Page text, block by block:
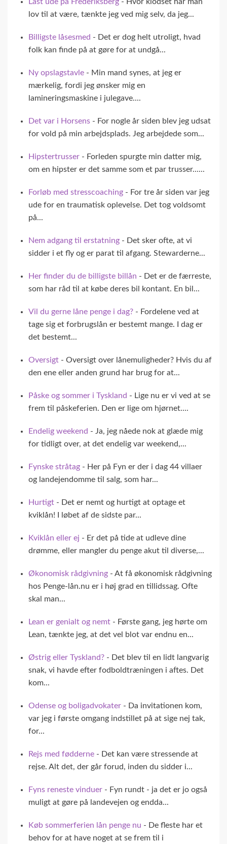
Låst ude på Frederiksberg - Hvor klodset har man
lov til at være, tænkte jeg ved mig selv, da jeg...
Billigste låsesmed - Det er dog helt utroligt, hvad
folk kan finde på at gøre for at undgå...
Ny opslagstavle - Min mand synes, at jeg er
mærkelig, fordi jeg ønsker mig en
lamineringsmaskine i julegave....
Det var i Horsens - For nogle år siden blev jeg udsat
for vold på min arbejdsplads. Jeg arbejdede som...
Hipstertrusser - Forleden spurgte min datter mig,
om en hipster er det samme som et par trusser......
Forløb med stresscoaching - For tre år siden var jeg
ude for en traumatisk oplevelse. Det tog voldsomt
på...
Nem adgang til erstatning - Det sker ofte, at vi
sidder i et fly og er parat til afgang. Stewarderne...
Her finder du de billigste billån - Det er de færreste,
som har råd til at købe deres bil kontant. En bil...
Vil du gerne låne penge i dag? - Fordelene ved at
tage sig et forbrugslån er bestemt mange. I dag er
det bestemt...
Oversigt - Oversigt over lånemuligheder? Hvis du af
den ene eller anden grund har brug for at...
Påske og sommer i Tyskland - Lige nu er vi ved at se
frem til påskeferien. Den er lige om hjørnet....
Endelig weekend - Ja, jeg nåede nok at glæde mig
for tidligt over, at det endelig var weekend,...
Fynske stråtag - Her på Fyn er der i dag 44 villaer
og landejendomme til salg, som har...
Hurtigt - Det er nemt og hurtigt at optage et
kviklån! I løbet af de sidste par...
Kviklån eller ej - Er det på tide at udleve dine
drømme, eller mangler du penge akut til diverse,...
Økonomisk rådgivning - At få økonomisk rådgivning
hos Penge-lån.nu er i høj grad en tillidssag. Ofte
skal man...
Lean er genialt og nemt - Første gang, jeg hørte om
Lean, tænkte jeg, at det vel blot var endnu en...
Østrig eller Tyskland? - Det blev til en lidt langvarig
snak, vi havde efter fodboldtræningen i aftes. Det
kom...
Odense og boligadvokater - Da invitationen kom,
var jeg i første omgang indstillet på at sige nej tak,
for...
Rejs med fødderne - Det kan være stressende at
rejse. Alt det, der går forud, inden du sidder i...
Fyns reneste vinduer - Fyn rundt - ja det er jo også
muligt at gøre på landevejen og endda...
Køb sommerferien lån penge nu - De fleste har et
behov for at have noget at se frem til i